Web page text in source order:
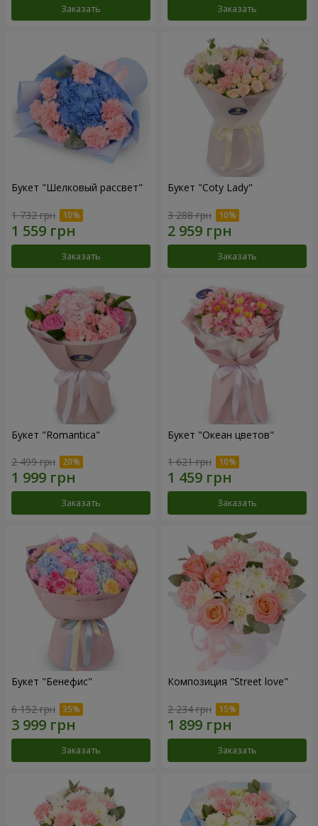
Заказать Заказать
Букет "Шелковый рассвет"
1 732 грн
Заказать
Букет "Coty Lady"
3 288 грн
Заказать
Букет "Romantica"
2 499 грн
Заказать
Букет "Океан цветов"
1 621 грн
Заказать
Букет "Бенефис"
6 152 грн
Заказать
Композиция "Street love"
2 234 грн
Заказать